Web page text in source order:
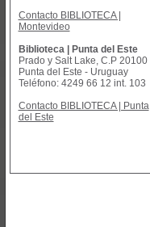
Contacto BIBLIOTECA |
Montevideo
Biblioteca | Punta del Este
Prado y Salt Lake, C.P 20100
Punta del Este - Uruguay
Teléfono: 4249 66 12 int. 103
Contacto BIBLIOTECA | Punta
del Este